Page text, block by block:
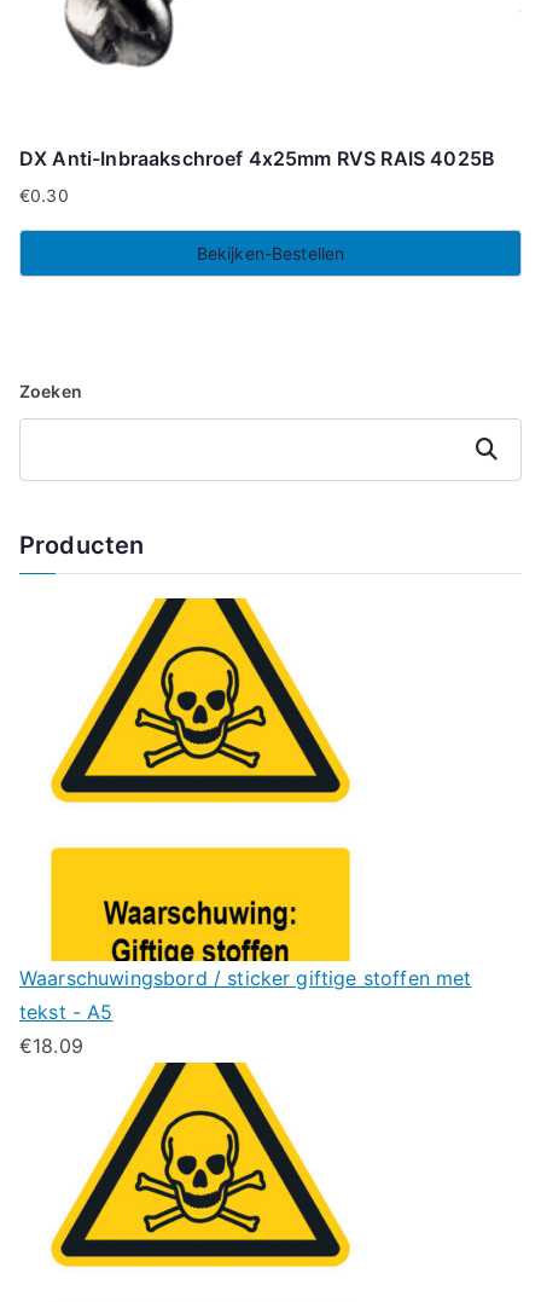
DX Anti-Inbraakschroef 4x25mm RVS RAIS 4025B
€0.30
Bekijken-Bestellen
Zoeken
Zoeken
Producten
Waarschuwingsbord / sticker giftige stoffen met
tekst - A5
€18.09